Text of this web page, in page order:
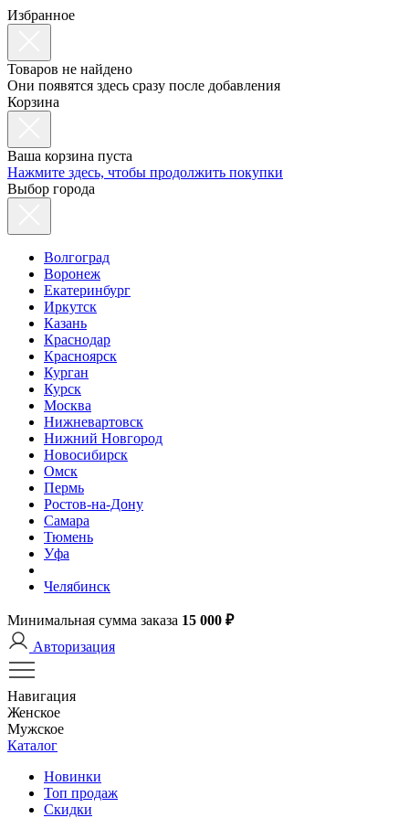
Избранное
Товаров не найдено
Они появятся здесь сразу после добавления
Корзина
Ваша корзина пуста
Нажмите здесь, чтобы продолжить покупки
Выбор города
Волгоград
Воронеж
Екатеринбург
Иркутск
Казань
Краснодар
Красноярск
Курган
Курск
Москва
Нижневартовск
Нижний Новгород
Новосибирск
Омск
Пермь
Ростов-на-Дону
Самара
Тюмень
Уфа
Челябинск
Минимальная сумма заказа 15 000 ₽
Авторизация
Навигация
Женское
Мужское
Каталог
Новинки
Топ продаж
Скидки